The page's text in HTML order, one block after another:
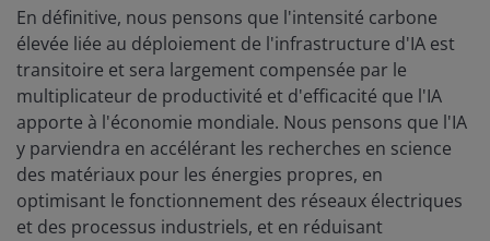
En définitive, nous pensons que l'intensité carbone
élevée liée au déploiement de l'infrastructure d'IA est
transitoire et sera largement compensée par le
multiplicateur de productivité et d'efficacité que l'IA
apporte à l'économie mondiale. Nous pensons que l'IA
y parviendra en accélérant les recherches en science
des matériaux pour les énergies propres, en
optimisant le fonctionnement des réseaux électriques
et des processus industriels, et en réduisant